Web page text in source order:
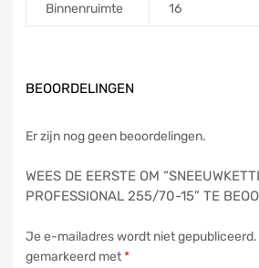
Binnenruimte 16
BEOORDELINGEN
Er zijn nog geen beoordelingen.
WEES DE EERSTE OM
PROFESSIONAL 255/70-15” TE
Je e-mailadres wordt niet gepubliceerd.
gemarkeerd met*